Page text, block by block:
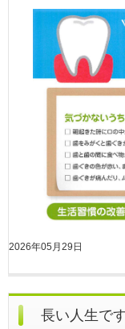
2026年05月29日
長い人生で